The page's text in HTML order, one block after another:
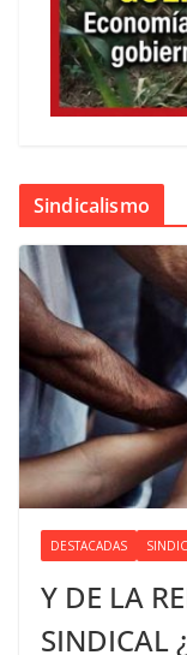
Sindicalismo
DESTACADAS
Y DE LA
SINDICAL